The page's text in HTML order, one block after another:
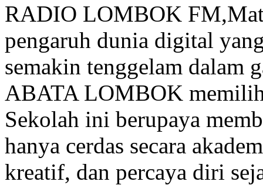
RADIO LOMBOK
pengaruh dunia digital
semakin tenggelam dalam
ABATA LOMBOK
Sekolah ini berupaya
hanya cerdas secara
kreatif, dan percaya diri